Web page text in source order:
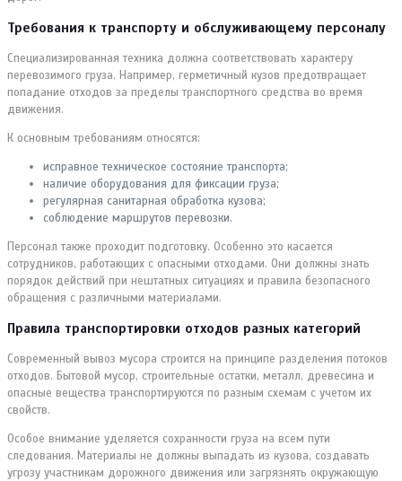
Требования к транспорту и обслуживающему персоналу
Специализированная техника должна соответствовать характеру
перевозимого груза. Например, герметичный кузов предотвращает
попадание отходов за пределы транспортного средства во время
движения.
К основным требованиям относятся:
исправное техническое состояние транспорта;
наличие оборудования для фиксации груза;
регулярная санитарная обработка кузова;
соблюдение маршрутов перевозки.
Персонал также проходит подготовку. Особенно это касается
сотрудников, работающих с опасными отходами. Они должны знать
порядок действий при нештатных ситуациях и правила безопасного
обращения с различными материалами.
Правила транспортировки отходов разных категорий
Современный вывоз мусора строится на принципе разделения потоков
отходов. Бытовой мусор, строительные остатки, металл, древесина и
опасные вещества транспортируются по разным схемам с учетом их
свойств.
Особое внимание уделяется сохранности груза на всем пути
следования. Материалы не должны выпадать из кузова, создавать
угрозу участникам дорожного движения или загрязнять окружающую